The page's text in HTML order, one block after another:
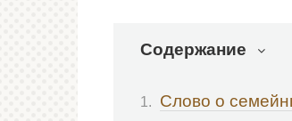
Содержание
Слово о